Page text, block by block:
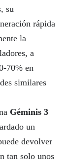
su
rápida
la
a
70% en
similares
Géminis 3
un
devolver
tan solo unos